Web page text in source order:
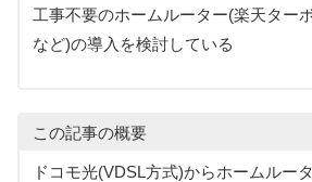
工事不要のホームルーター(楽天ター
など)の導入を検討している
この記事の概要
ドコモ光(VDSL方式)からホームルー